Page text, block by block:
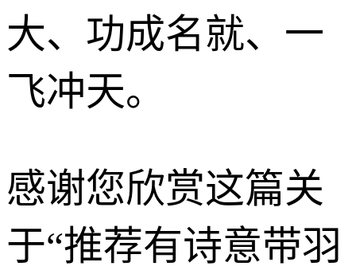
大、功成名就、一
飞冲天。
感谢您欣赏这篇关
于“推荐有诗意带羽